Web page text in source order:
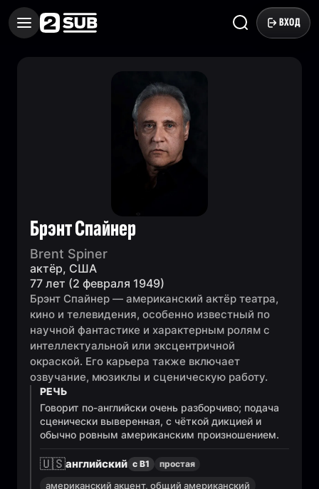
ВХОД
Брэнт Спайнер
Brent Spiner
актёр, США
77 лет (2 февраля 1949)
Брэнт Спайнер — американский актёр театра,
кино и телевидения, особенно известный по
научной фантастике и характерным ролям с
интеллектуальной или эксцентричной
окраской. Его карьера также включает
озвучание, мюзиклы и сценическую работу.
РЕЧЬ
Говорит по-английски очень разборчиво; подача
сценически выверенная, с чёткой дикцией и
обычно ровным американским произношением.
🇺🇸английский с B1 простая
американский акцент, общий американский